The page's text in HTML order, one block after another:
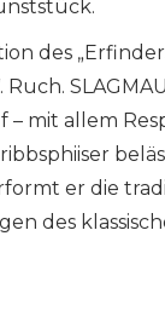
des
Ruch.
– mit allem
er die
des